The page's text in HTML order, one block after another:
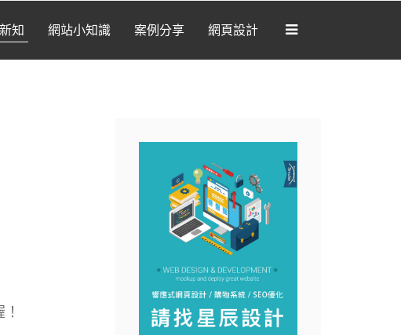
知 網站小知識 案例分享 網頁設計
網站小知識
案例分享